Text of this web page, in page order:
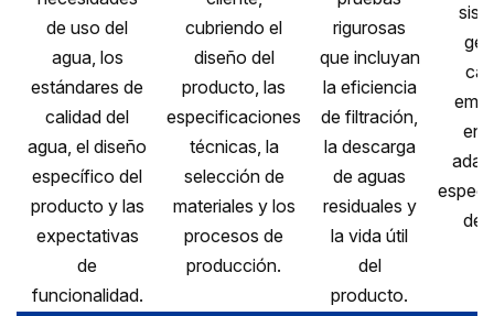
de uso del
agua, los
estándares de
calidad del
agua, el diseño
específico del
producto y las
expectativas
de
funcionalidad.
cubriendo el
diseño del
producto, las
especificaciones
técnicas, la
selección de
materiales y los
procesos de
producción.
rigurosas
que incluyan
la eficiencia
de filtración,
la descarga
de aguas
residuales y
la vida útil
del
producto.
del